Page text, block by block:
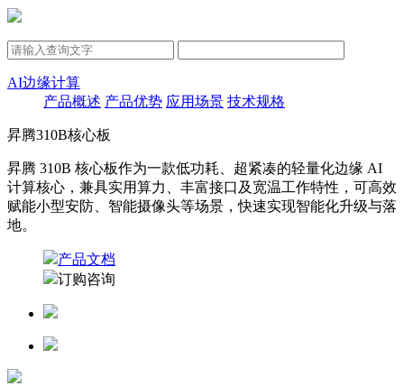
AI边缘计算
产品概述 产品优势 应用场景 技术规格
昇腾310B核心板
昇腾 310B 核心板作为一款低功耗、超紧凑的轻量化边缘 AI
计算核心，兼具实用算力、丰富接口及宽温工作特性，可高效
赋能小型安防、智能摄像头等场景，快速实现智能化升级与落
地。
产品文档
订购咨询